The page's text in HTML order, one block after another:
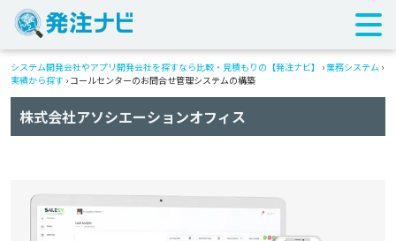
システム開発会社やアプリ開発会社を探すなら比較・見積もりの【発注ナビ】 › 業務システム ›
実績から探す › コールセンターのお問合せ管理システムの構築
株式会社アソシエーションオフィス